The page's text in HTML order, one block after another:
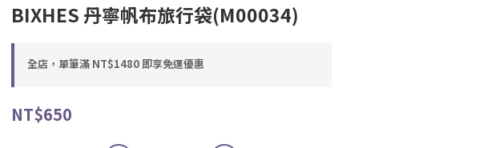
BIXHES 丹寧帆布旅行袋(M00034)
全店，單筆滿 NT$1480 即享免運優惠
NT$650